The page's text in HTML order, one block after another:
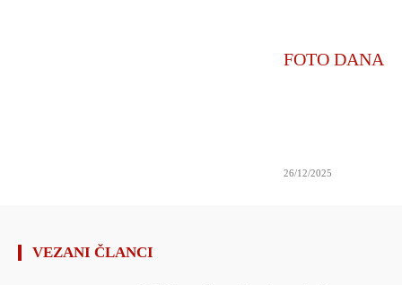
FOTO DANA
26/12/2025
VEZANI ČLANCI